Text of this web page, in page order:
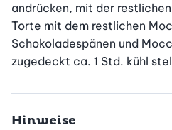
andrücken, mit der
Torte mit dem restlichen
Schokoladespänen und
zugedeckt ca. 1 Std. kühl
Hinweise